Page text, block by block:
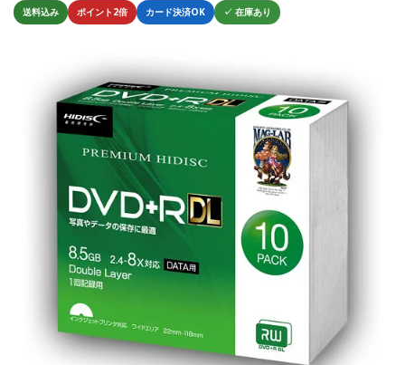
送料込み ポイント2倍 カード決済OK ✓ 在庫あり